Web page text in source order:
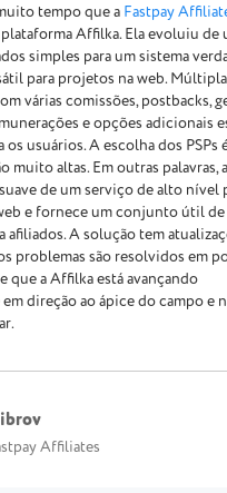
tempo que aFastpay
Affilka. Ela evoluiu de
simples para um sistema
para projetos na web.
várias comissões, postbacks,
e opções adicionais
usuários. A escolha dos PSPs
muito altas. Em outras palavras,
de um serviço de alto nível
e fornece um conjunto útil de
afiliados. A solução tem
problemas são resolvidos em
que a Affilka está avançando
direção ao ápice do campo e
Affiliates